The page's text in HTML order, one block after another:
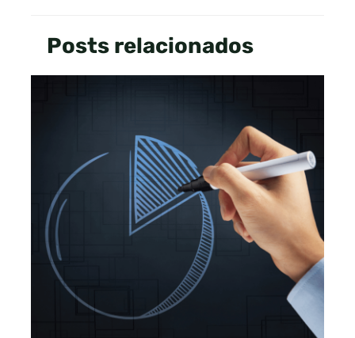
Posts relacionados